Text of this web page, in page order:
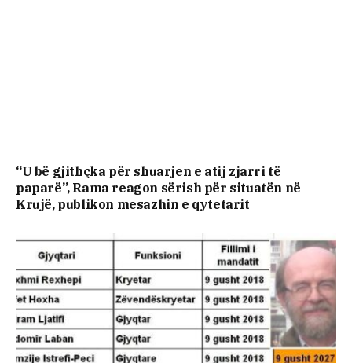
“U bë gjithçka për shuarjen e atij zjarri të
paparë”, Rama reagon sërish për situatën në
Krujë, publikon mesazhin e qytetarit